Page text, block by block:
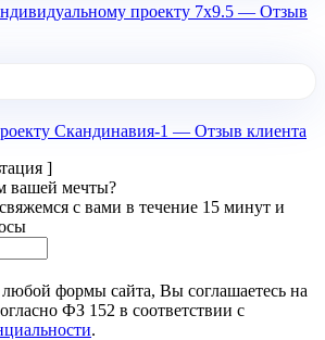
проекту 7х9.5 — Отзыв
Скандинавия-1 — Отзыв клиента
]
вашей мечты?
с вами в течение 15 минут и
формы сайта, Вы соглашаетесь на
ФЗ 152 в соответствии с
.